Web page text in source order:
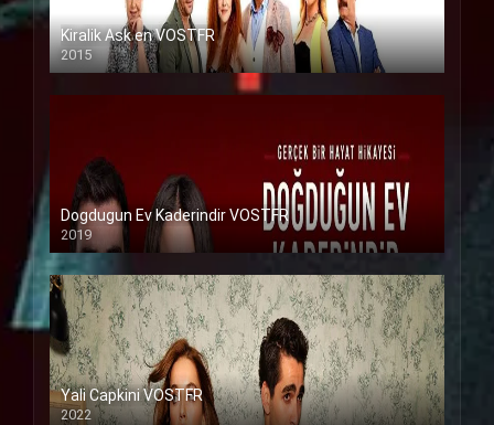
Kiralik Ask en VOSTFR
2015
Dogdugun Ev Kaderindir VOSTFR
2019
Yali Capkini VOSTFR
2022